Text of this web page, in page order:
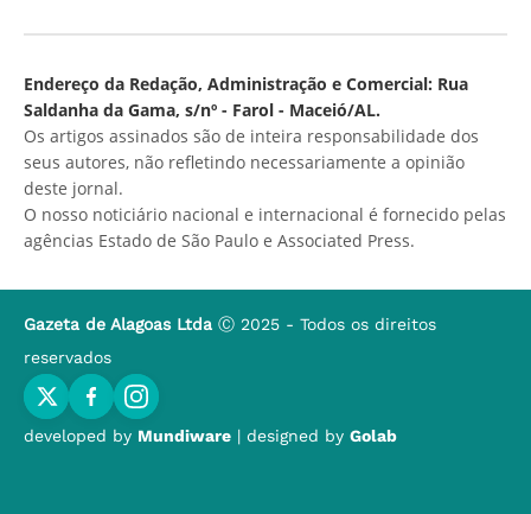
Endereço da Redação, Administração e Comercial: Rua
Saldanha da Gama, s/nº - Farol - Maceió/AL.
Os artigos assinados são de inteira responsabilidade dos
seus autores, não refletindo necessariamente a opinião
deste jornal.
O nosso noticiário nacional e internacional é fornecido pelas
agências Estado de São Paulo e Associated Press.
Gazeta de Alagoas Ltda Ⓒ 2025 - Todos os direitos
reservados
developed by Mundiware | designed by Golab